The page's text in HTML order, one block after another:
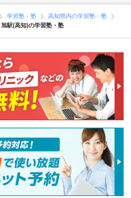
学習塾・塾
高知県内の学習塾・塾
旭駅(高知)の学習塾・塾